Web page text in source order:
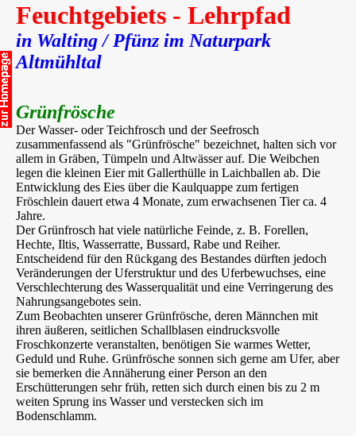
Feuchtgebiets - Lehrpfad
in Walting / Pfünz im Naturpark
Altmühltal
Grünfrösche
Der Wasser- oder Teichfrosch und der Seefrosch
zusammenfassend als "Grünfrösche" bezeichnet, halten sich vor
allem in Gräben, Tümpeln und Altwässer auf. Die Weibchen
legen die kleinen Eier mit Gallerthülle in Laichballen ab. Die
Entwicklung des Eies über die Kaulquappe zum fertigen
Fröschlein dauert etwa 4 Monate, zum erwachsenen Tier ca. 4
Jahre.
Der Grünfrosch hat viele natürliche Feinde, z. B. Forellen,
Hechte, Iltis, Wasserratte, Bussard, Rabe und Reiher.
Entscheidend für den Rückgang des Bestandes dürften jedoch
Veränderungen der Uferstruktur und des Uferbewuchses, eine
Verschlechterung des Wasserqualität und eine Verringerung des
Nahrungsangebotes sein.
Zum Beobachten unserer Grünfrösche, deren Männchen mit
ihren äußeren, seitlichen Schallblasen eindrucksvolle
Froschkonzerte veranstalten, benötigen Sie warmes Wetter,
Geduld und Ruhe. Grünfrösche sonnen sich gerne am Ufer, aber
sie bemerken die Annäherung einer Person an den
Erschütterungen sehr früh, retten sich durch einen bis zu 2 m
weiten Sprung ins Wasser und verstecken sich im
Bodenschlamm.